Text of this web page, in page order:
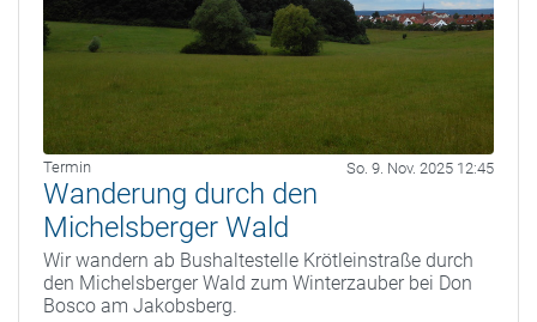
Termin So. 9. Nov. 2025 12:45
Wanderung durch den
Michelsberger Wald
Wir wandern ab Bushaltestelle Krötleinstraße durch
den Michelsberger Wald zum Winterzauber bei Don
Bosco am Jakobsberg.